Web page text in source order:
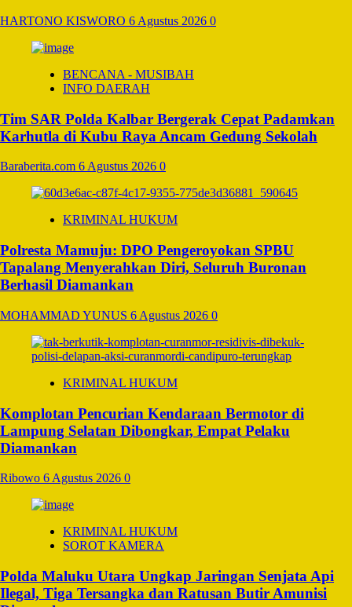
HARTONO KISWORO 6 Agustus 2026 0
BENCANA - MUSIBAH
INFO DAERAH
Tim SAR Polda Kalbar Bergerak Cepat Padamkan
Karhutla di Kubu Raya Ancam Gedung Sekolah
Baraberita.com 6 Agustus 2026 0
KRIMINAL HUKUM
Polresta Mamuju: DPO Pengeroyokan SPBU
Tapalang Menyerahkan Diri, Seluruh Buronan
Berhasil Diamankan
MOHAMMAD YUNUS 6 Agustus 2026 0
KRIMINAL HUKUM
Komplotan Pencurian Kendaraan Bermotor di
Lampung Selatan Dibongkar, Empat Pelaku
Diamankan
Ribowo 6 Agustus 2026 0
KRIMINAL HUKUM
SOROT KAMERA
Polda Maluku Utara Ungkap Jaringan Senjata Api
Ilegal, Tiga Tersangka dan Ratusan Butir Amunisi